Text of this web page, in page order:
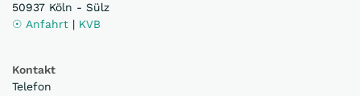
50937 Köln - Sülz
☉ Anfahrt | KVB
Kontakt
Telefon